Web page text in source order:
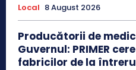
Local 8 August 2026
Producătorii de
Guvernul: PRIMER
fabricilor de la